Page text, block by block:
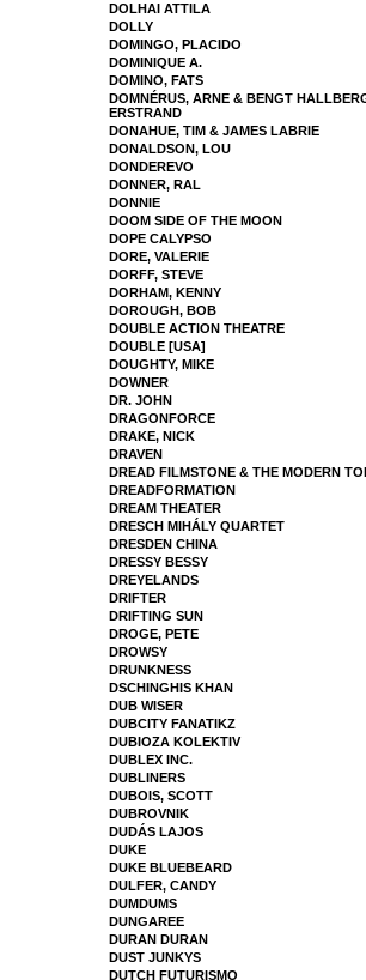
DOLHAI ATTILA
DOLLY
DOMINGO, PLACIDO
DOMINIQUE A.
DOMINO, FATS
DOMNÉRUS, ARNE & BENGT
ERSTRAND
DONAHUE, TIM & JAMES LABRIE
DONALDSON, LOU
DONDEREVO
DONNER, RAL
DONNIE
DOOM SIDE OF THE MOON
DOPE CALYPSO
DORE, VALERIE
DORFF, STEVE
DORHAM, KENNY
DOROUGH, BOB
DOUBLE ACTION THEATRE
DOUBLE [USA]
DOUGHTY, MIKE
DOWNER
DR. JOHN
DRAGONFORCE
DRAKE, NICK
DRAVEN
DREAD FILMSTONE & THE MODERN
DREADFORMATION
DREAM THEATER
DRESCH MIHÁLY QUARTET
DRESDEN CHINA
DRESSY BESSY
DREYELANDS
DRIFTER
DRIFTING SUN
DROGE, PETE
DROWSY
DRUNKNESS
DSCHINGHIS KHAN
DUB WISER
DUBCITY FANATIKZ
DUBIOZA KOLEKTIV
DUBLEX INC.
DUBLINERS
DUBOIS, SCOTT
DUBROVNIK
DUDÁS LAJOS
DUKE
DUKE BLUEBEARD
DULFER, CANDY
DUMDUMS
DUNGAREE
DURAN DURAN
DUST JUNKYS
DUTCH FUTURISMO